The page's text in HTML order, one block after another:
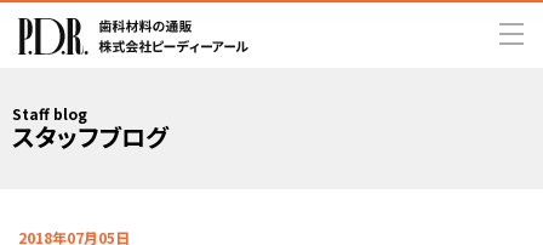
Staff blog
スタッフブログ
2018年07月05日